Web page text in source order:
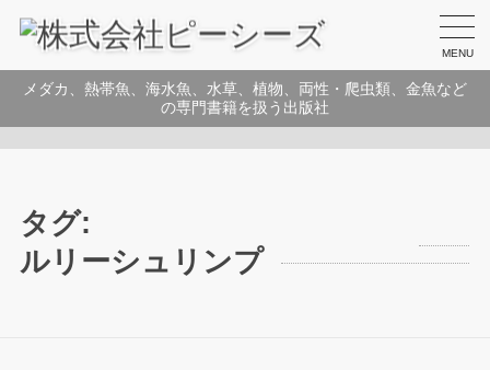
MENU
メダカ、熱帯魚、海水魚、水草、植物、両性・爬虫類、金魚など
の専門書籍を扱う出版社
タグ:
ルリーシュリンプ